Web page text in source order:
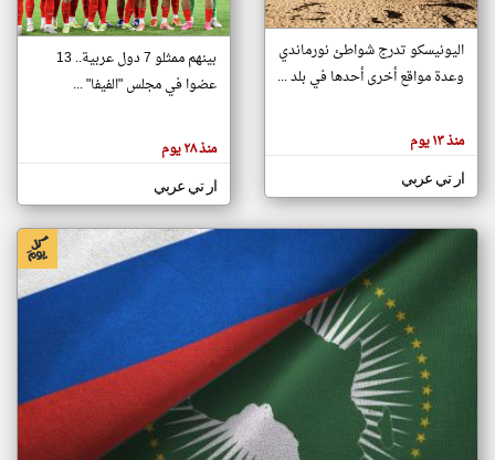
تغيير الدولة
اخبار جزر القمر على مدار الساعة
أهم اخبار جزر القمر العاجلة والمباشرة
هنا عن
وجهة
كاتبيها.
اليونيسكو تدرج شواطئ نورماندي
وعدة مواقع أخرى أحدها في بلد ...
منذ ١٣ يوم
ار تي عربي
بينهم ممثلو 7 دول عربية.. 13
عضوا في مجلس "الفيفا" ...
منذ ٢٨ يوم
ار تي عربي
klyoum.com